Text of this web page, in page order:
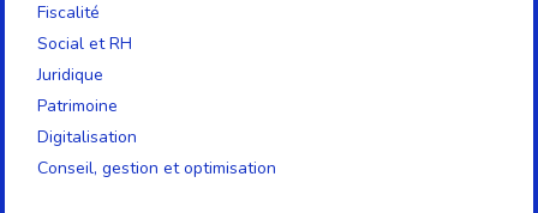
Fiscalité
Social et RH
Juridique
Patrimoine
Digitalisation
Conseil, gestion et optimisation